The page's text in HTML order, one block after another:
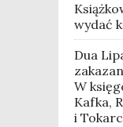
wydać
Dua
W
Kafka,
i